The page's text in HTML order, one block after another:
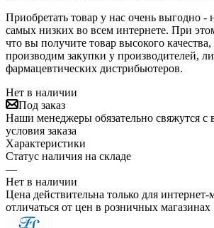
Приобретать товар у нас очень выгодно
самых низких во всем интернете. При
что вы получите товар высокого
производим закупки у производителей,
фармацевтических дистрибьютеров.
Нет в наличии
Под заказ
Наши менеджеры обязательно свяжутся с
условия заказа
Характеристики
Статус наличия на складе
—
Нет в наличии
Цена действительна только для
отличаться от цен в розничных магазинах